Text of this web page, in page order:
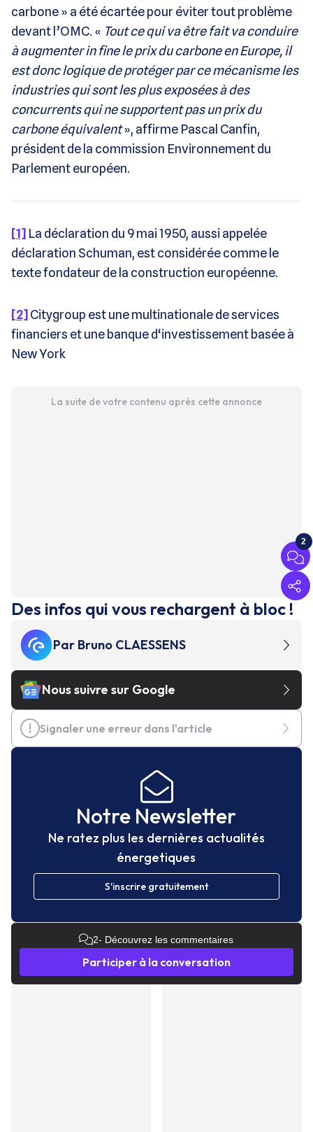
carbone » a été écartée pour éviter tout problème
devant l’OMC. « Tout ce qui va être fait va conduire
à augmenter in fine le prix du carbone en Europe, il
est donc logique de protéger par ce mécanisme les
industries qui sont les plus exposées à des
concurrents qui ne supportent pas un prix du
carbone équivalent», affirme Pascal Canfin,
président de la commission Environnement du
Parlement européen.
[1] La déclaration du 9 mai 1950, aussi appelée
déclaration Schuman, est considérée comme le
texte fondateur de la construction européenne.
[2] Citygroup est une multinationale de services
financiers et une banque d‘investissement basée à
New York
La suite de votre contenu après cette annonce
2
Des infos qui vous rechargent à bloc !
Par Bruno CLAESSENS
Nous suivre sur Google
Signaler une erreur dans l'article
Notre Newsletter
Ne ratez plus les dernières actualités
énergetiques
S'inscrire gratuitement
2- Découvrez les commentaires
Participer à la conversation